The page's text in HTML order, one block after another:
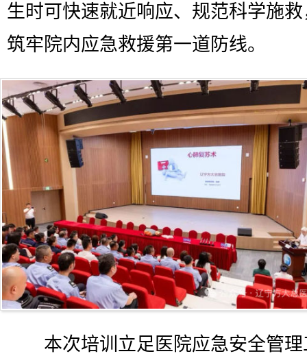
生时可快速就近响应、规范科学施
筑牢院内应急救援第一道防线。
本次培训立足医院应急安全管理